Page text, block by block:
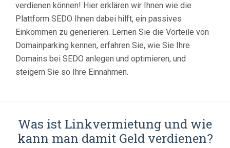
verdienen können! Hier erklären wir Ihnen wie die
Plattform SEDO Ihnen dabei hilft, ein passives
Einkommen zu generieren. Lernen Sie die Vorteile von
Domainparking kennen, erfahren Sie, wie Sie Ihre
Domains bei SEDO anlegen und optimieren, und
steigern Sie so Ihre Einnahmen.
Was ist Linkvermietung und wie
kann man damit Geld verdienen?